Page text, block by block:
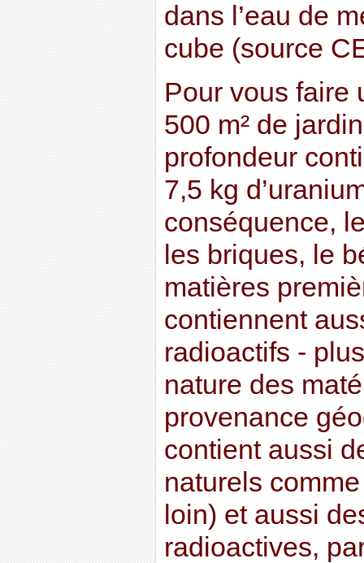
dans l’eau de
cube (source
Pour vous faire
500 m² de
profondeur
7,5 kg
conséquence,
les briques, le
matières
contiennent
radioactifs -
nature des
provenance
contient aussi
naturels
loin) et aussi
radioactives,